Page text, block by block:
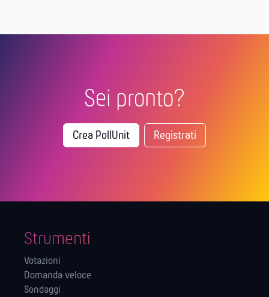
Sei pronto?
Crea PollUnit Registrati
Strumenti
Votazioni
Domanda veloce
Sondaggi